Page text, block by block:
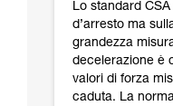
Lo standard
d’arresto ma
grandezza
decelerazione è
valori di forza
caduta. La